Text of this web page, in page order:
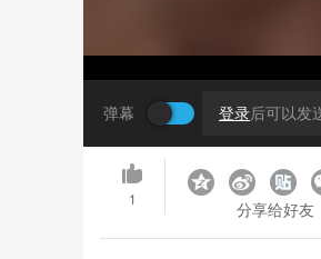
弹幕 登录后可以发
1 分享给好友